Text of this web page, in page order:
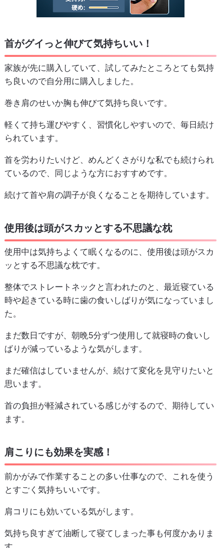
首がグイっと伸びて気持ちいい！
家族が先に購入していて、試してみたところとても気持
ち良いので自分用に購入しました。
巻き肩のせいか胸も伸びて気持ち良いです。
軽くて持ち運びやすく、習慣化しやすいので、毎日続け
られています。
首を労わりたいけど、めんどくさがりな私でも続けられ
ているので、同じような方におすすめです。
続けて首や肩の調子が良くなることを期待しています。
使用後は頭がスカッとする不思議な枕
使用中は気持ちよくて眠くなるのに、使用後は頭がスカ
ッとする不思議な枕です。
整体でストレートネックと言われたのと、最近寝ている
時や起きている時に歯の食いしばりが気になっていまし
た。
まだ数日ですが、朝晩5分ずつ使用して就寝時の食いし
ばりが減っているような気がします。
まだ確信はしていませんが、続けて変化を見守りたいと
思います。
首の負担が軽減されている感じがするので、期待してい
ます。
肩こりにも効果を実感！
前かがみで作業することの多い仕事なので、これを使う
とすごく気持ちいいです。
肩コリにも効いている気がします。
気持ち良すぎて油断して寝てしまった事も何度かありま